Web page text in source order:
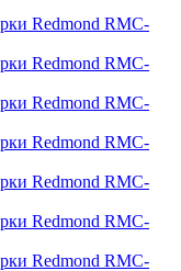
Redmond RMC-
Redmond RMC-
Redmond RMC-
Redmond RMC-
Redmond RMC-
Redmond RMC-
Redmond RMC-